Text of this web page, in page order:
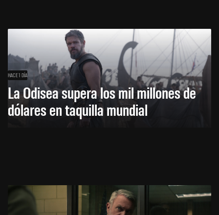
HACE 1 DÍA
La Odisea supera los mil millones de
dólares en taquilla mundial